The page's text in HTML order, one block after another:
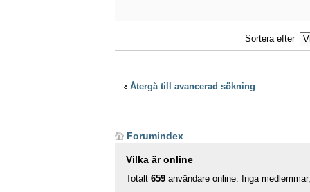
Sortera efter
Återgå till avancerad sökning
Forumindex
Vilka är online
Totalt 659 användare online: Inga